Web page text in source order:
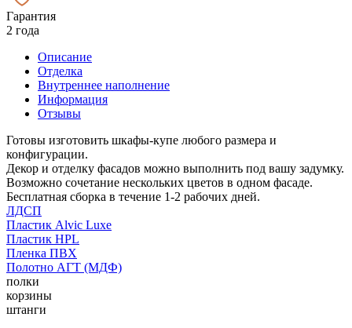
Гарантия
2 года
Описание
Отделка
Внутреннее наполнение
Информация
Отзывы
Готовы изготовить шкафы-купе любого размера и
конфигурации.
Декор и отделку фасадов можно выполнить под вашу задумку.
Возможно сочетание нескольких цветов в одном фасаде.
Бесплатная сборка в течение 1-2 рабочих дней.
ЛДСП
Пластик Alvic Luxe
Пластик HPL
Пленка ПВХ
Полотно АГТ (МДФ)
полки
корзины
штанги